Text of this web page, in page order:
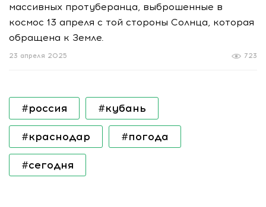
массивных протуберанца, выброшенные в
космос 13 апреля с той стороны Солнца, которая
обращена к Земле.
723
23 апреля 2025
#россия #кубань
#краснодар #погода
#сегодня